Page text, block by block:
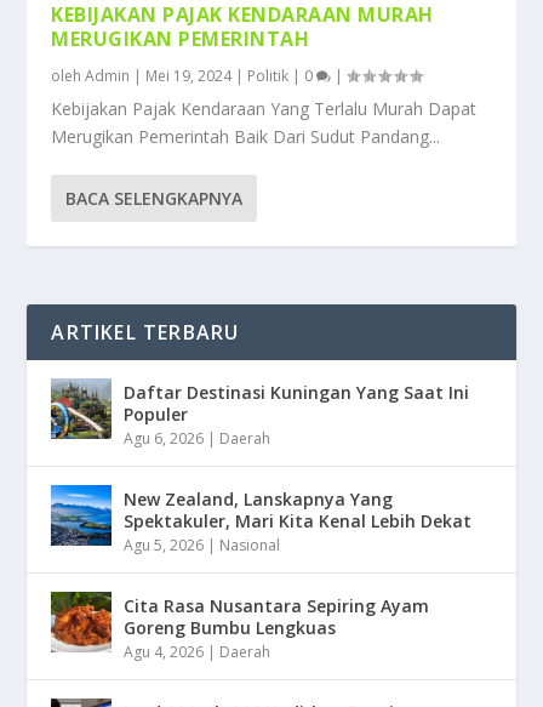
KEBIJAKAN PAJAK KENDARAAN MURAH
MERUGIKAN PEMERINTAH
olehAdmin | Mei 19, 2024| Politik | 0 |
Kebijakan Pajak Kendaraan Yang Terlalu Murah Dapat
Merugikan Pemerintah Baik Dari Sudut Pandang...
BACA SELENGKAPNYA
ARTIKEL TERBARU
Daftar Destinasi Kuningan Yang Saat Ini
Populer
Agu 6, 2026 | Daerah
New Zealand, Lanskapnya Yang
Spektakuler, Mari Kita Kenal Lebih Dekat
Agu 5, 2026 | Nasional
Cita Rasa Nusantara Sepiring Ayam
Goreng Bumbu Lengkuas
Agu 4, 2026 | Daerah